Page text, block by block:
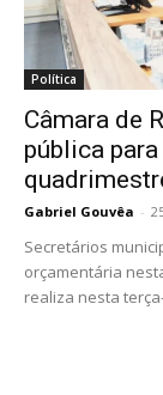
Política
Câmara de
pública
Gabriel Gouvêa -
Secretários
orçamentária
realiza nesta